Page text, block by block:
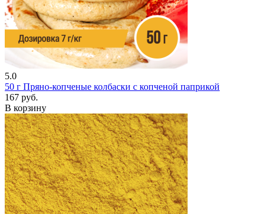
5.0
50 г Пряно-копченые колбаски с копченой паприкой
167 руб.
В корзину